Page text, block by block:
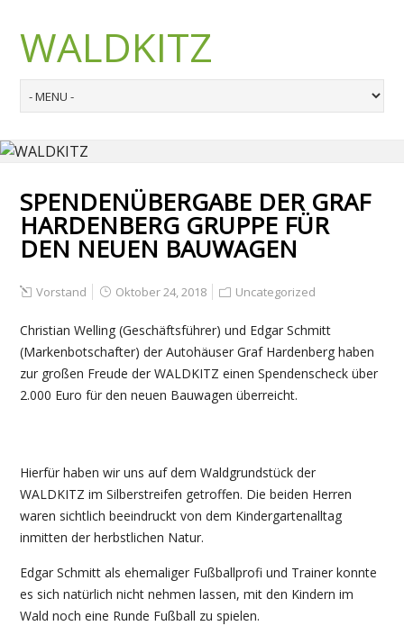
WALDKITZ
SPENDENÜBERGABE DER GRAF
HARDENBERG GRUPPE FÜR
DEN NEUEN BAUWAGEN
Vorstand Oktober 24, 2018 Uncategorized
Christian Welling (Geschäftsführer) und Edgar Schmitt
(Markenbotschafter) der Autohäuser Graf Hardenberg haben
zur großen Freude der WALDKITZ einen Spendenscheck über
2.000 Euro für den neuen Bauwagen überreicht.
Hierfür haben wir uns auf dem Waldgrundstück der
WALDKITZ im Silberstreifen getroffen. Die beiden Herren
waren sichtlich beeindruckt von dem Kindergartenalltag
inmitten der herbstlichen Natur.
Edgar Schmitt als ehemaliger Fußballprofi und Trainer konnte
es sich natürlich nicht nehmen lassen, mit den Kindern im
Wald noch eine Runde Fußball zu spielen.